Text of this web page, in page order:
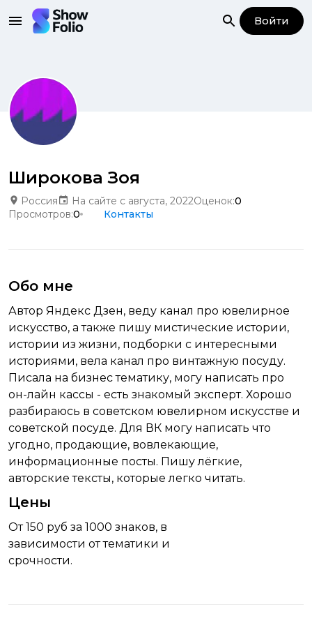
Войти
Широкова Зоя
Россия На сайте с августа, 2022Оценок:0
Просмотров:0 Контакты
Обо мне
Автор Яндекс Дзен, веду канал про ювелирное
искусство, а также пишу мистические истории,
истории из жизни, подборки с интересными
историями, вела канал про винтажную посуду.
Писала на бизнес тематику, могу написать про
он-лайн кассы - есть знакомый эксперт. Хорошо
разбираюсь в советском ювелирном искусстве и
советской посуде. Для ВК могу написать что
угодно, продающие, вовлекающие,
информационные посты. Пишу лёгкие,
авторские тексты, которые легко читать.
Цены
От 150 руб за 1000 знаков, в
зависимости от тематики и
срочности.